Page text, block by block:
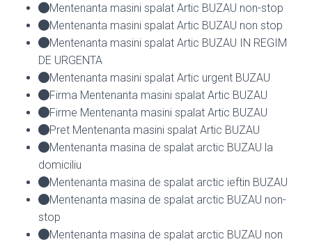
Mentenanta masini spalat Artic BUZAU non-stop
Mentenanta masini spalat Artic BUZAU non stop
Mentenanta masini spalat Artic BUZAU IN REGIM
DE URGENTA
Mentenanta masini spalat Artic urgent BUZAU
Firma Mentenanta masini spalat Artic BUZAU
Firme Mentenanta masini spalat Artic BUZAU
Pret Mentenanta masini spalat Artic BUZAU
Mentenanta masina de spalat arctic BUZAU la
domiciliu
Mentenanta masina de spalat arctic ieftin BUZAU
Mentenanta masina de spalat arctic BUZAU non-
stop
Mentenanta masina de spalat arctic BUZAU non